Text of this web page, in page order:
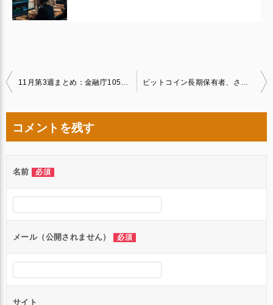
投
ビ
ー
シ
ョ
ン
11月第3週まとめ：金融庁105銘柄金商法適用、BTC採掘95%到達、8.6万ドル急落 ビットコイン長期保有者、さらに16万3,000BTC売却の可能性──過去データが示唆する利確パターン
コメントを残す
名前 必須
メール（公開されません） 必須
サイト